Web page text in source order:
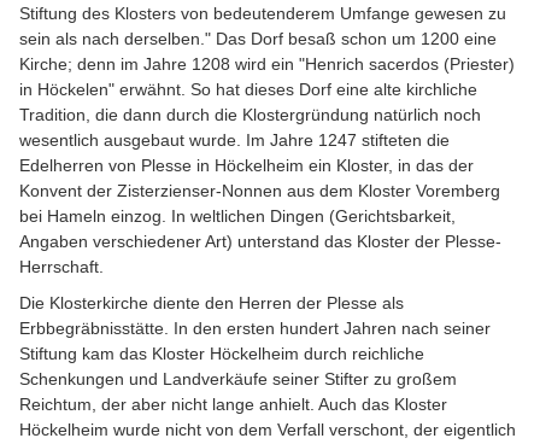
Stiftung des Klosters von bedeutenderem Umfange gewesen zu
sein als nach derselben." Das Dorf besaß schon um 1200 eine
Kirche; denn im Jahre 1208 wird ein "Henrich sacerdos (Priester)
in Höckelen" erwähnt. So hat dieses Dorf eine alte kirchliche
Tradition, die dann durch die Klostergründung natürlich noch
wesentlich ausgebaut wurde. Im Jahre 1247 stifteten die
Edelherren von Plesse in Höckelheim ein Kloster, in das der
Konvent der Zisterzienser-Nonnen aus dem Kloster Voremberg
bei Hameln einzog. In weltlichen Dingen (Gerichtsbarkeit,
Angaben verschiedener Art) unterstand das Kloster der Plesse-
Herrschaft.
Die Klosterkirche diente den Herren der Plesse als
Erbbegräbnisstätte. In den ersten hundert Jahren nach seiner
Stiftung kam das Kloster Höckelheim durch reichliche
Schenkungen und Landverkäufe seiner Stifter zu großem
Reichtum, der aber nicht lange anhielt. Auch das Kloster
Höckelheim wurde nicht von dem Verfall verschont, der eigentlich